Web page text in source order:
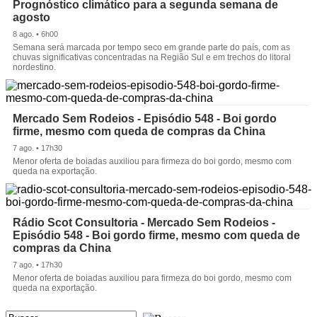
Prognóstico climático para a segunda semana de
agosto
8 ago. • 6h00
Semana será marcada por tempo seco em grande parte do país, com as
chuvas significativas concentradas na Região Sul e em trechos do litoral
nordestino.
Mercado Sem Rodeios - Episódio 548 - Boi gordo
firme, mesmo com queda de compras da China
7 ago. • 17h30
Menor oferta de boiadas auxiliou para firmeza do boi gordo, mesmo com
queda na exportação.
Rádio Scot Consultoria - Mercado Sem Rodeios -
Episódio 548 - Boi gordo firme, mesmo com queda de
compras da China
7 ago. • 17h30
Menor oferta de boiadas auxiliou para firmeza do boi gordo, mesmo com
queda na exportação.